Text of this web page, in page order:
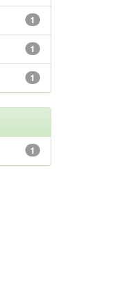
1
1
1
1